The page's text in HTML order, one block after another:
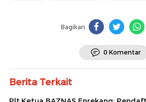
Bagikan
0 Komentar
Berita Terkait